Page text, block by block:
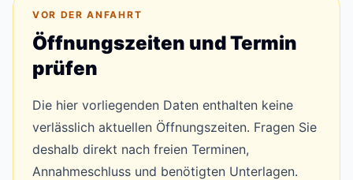
VOR DER ANFAHRT
Öffnungszeiten und Termin
prüfen
Die hier vorliegenden Daten enthalten keine
verlässlich aktuellen Öffnungszeiten. Fragen Sie
deshalb direkt nach freien Terminen,
Annahmeschluss und benötigten Unterlagen.